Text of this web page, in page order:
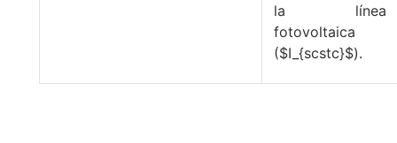
la línea
fotovoltaica
($I_{scstc}$).